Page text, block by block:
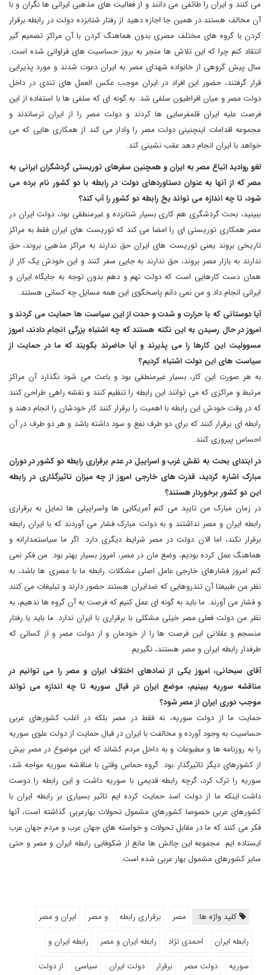
می کنند و ایران را طائفی می دانند و از فعالیت های مذهبی ایرانی ها نگران و با
آن مخالف هستند.در همین جا اجازه دهید از رفتار شتابزده دولت در رابطه برقرار
کردن با گروه های مختلف مصری بدون هماهنگ کردن با آن مراکز تصمیم گیر
انتقاد کنم چرا که این تلاش ها منجر به بروز حساسیت های فراوانی شده است.
سال پیش گروهی از خانواده شهدای مصر به ایران دعوت شدند و مورد پذیرایی
قرار گرفتند، حضور این افراد در ایران موجب عکس العمل های تندی در داخل
دولت مصر و میان افراطیون سلفی شد. به گونه ای که سلفی ها با استفاده از این
فرصت علیه ایران قلمفرسایی ها کردند و دولت مصر را از ایران ترساندند و
مجموعه اقدامات اینچنینی دولت مصر را وادار می کند از همکاری هایی که می
خواهد با ایران انجام دهد عقب نشینی کند.
لغو روادید اتباع مصر به ایران و همچنین سفرهای توریستی گردشگران ایرانی به
مصر که از آنها به عنوان دستاوردهای دولت در رابطه با دو کشور نام برده می
شود، تا چه اندازه می تواند یخ رابطه دو کشور را آب کند؟
ببینید، بحث گردشگری هم کاری بسیار شتابزده و غیرمنطقی بود، دولت ایران در
مصر همکاری توریستی ای را امضا می کند که توریست های ایران فقط به مراکز
تاریخی بروند یعنی توریست های ایران حق ندارند به مراکز مذهبی بروند، حق
ندارند به بازار مصر بروند، حق ندارند به جایی سفر کنند و این خودش یک کار از
همان دست کارهایی است که دولت نهم و دهم بدون توجه به جایگاه ایران و
ایرانی انجام داد و من نمی دانم پاسخگوی این همه مسایل چه کسانی هستند.
آیا دوستانی که با حرارت و شدت و حدت از این سیاست ها حمایت می کردند و
امروز در حال رسیدن به این نکته هستند که چه اشتباه بزرگی انجام دادند، امروز
مسوولیت این کارها را می پذیرند و آیا حاضرند بگویند که ما در حمایت از
سیاست های این دولت اشتباه کردیم؟
به هر صورت این کار، بسیار غیرمنطقی بود و باعث می شود نگذارد آن مراکز
مرتبط و مراکزی که می توانند این رابطه را تنظیم کنند و نقشه راهی طراحی کنند
که در وقت خودش این رابطه با اهمیت را برقرار کنند کار خودشان را انجام دهند و
رابطه ای برقرار کنند که برای دو طرف نفع و سود داشته باشد و هر دو طرف در آن
احساس پیروزی کنند.
در ابتدای بحث به نقش غرب و اسراییل در عدم برقراری رابطه دو کشور در دوران
مبارک اشاره کردید، قدرت های خارجی امروز از چه میزان تاثیرگذاری در رابطه
این دو کشور برخوردار هستند؟
در زمان مبارک من تایید می کنم آمریکایی ها واسراییلی ها تمایل به برقراری
رابطه ایران و مصر نداشتند و به دولت مبارک فشار می آوردند که با ایران رابطه
برقرار نکند، اما الان دولت در مصر شرایط دیگری دارد. اگر ما سیاستمدارانه و
هماهنگ عمل کرده بودیم، وضع مان در مصر، امروز بسیار بهتر بود. من فکر نمی
کنم امروز فشارهای خارجی عامل اصلی مشکلات رابطه ما با مصری ها باشد، به
نظر من طبیعتا آن تندروهایی که ضدایران هستند حضور دارند و تبلیغات می کنند
و فشار می آورند. ما باید به گونه ای عمل کنیم که فرصت به آن گروه ها ندهیم، به
نظر من دولت فعلی مصر خیلی مشکلی با برقراری با ایران ندارد. ما باید با رفتار
منسجم و عقلانی این فرصت ها را از خودمان و از دولت مصر و از کسانی که
طرفدار رابطه ایران و مصر هستند، نگیریم.
آقای سبحانی، امروز یکی از نمادهای اختلاف ایران و مصر را می توانیم در
مناقشه سوریه ببینیم، موضع ایران در قبال سوریه تا چه اندازه می تواند
موجب دوری ایران از مصر شود؟
حمایت ما از دولت سوریه، نه فقط در مصر بلکه در اغلب کشورهای عربی
حساسیت به وجود آورده و مخالفت با ایران در قبال حمایت از دولت علوی سوریه
را به روزنامه ها و مطبوعات و به داخل مردم کشاند که این موضوع در مصر بیش
از کشورهای دیگر تاثیرگذار بود. گروه حماس وقتی با مناقشه سوریه مواجه شد،
سوریه را ترک کرد، گرچه رابطه قدیمی با سوریه داشت و این رابطه را دوست
داشت.اینکه ما از دولت اسد حمایت کرده ایم تاثیر بسیاری بر رابطه ایران با
کشورهای عربی خصوصا کشورهای مشمول تحولات بهارعربی گذاشته است، آنها
فکر می کنند که ما در مقابل تحولات و خواسته های جهان عرب و مردم جهان عرب
ایستاده ایم. مجموعه این چالش ها مانع از شکوفایی رابطه ایران و مصر و حتی
سایر کشورهای مشمول بهار عربی شده است.
کلید واژه ها: مصر برقراری رابطه و مصر
ایران و مصر
رابطه ایران
احمدی نژاد رابطه ایران و مصر
رابطه ایران و
سوریه
دولت مصر برقرار دولت ایران سیاسی
از دولت